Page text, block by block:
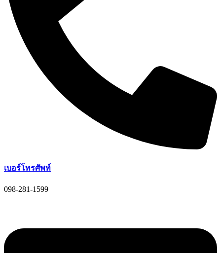
เบอร์โทรศัพท์
098-281-1599